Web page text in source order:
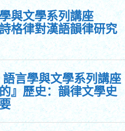
與文學系列講座
格律對漢語韻律研究
言學與文學系列講座
』歷史：韻律文學史